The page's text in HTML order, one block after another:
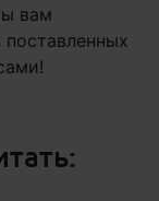
вам
поставленных